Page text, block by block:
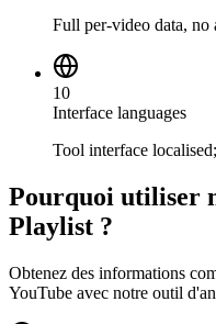
Full per-video data, no
10
Interface languages
Tool interface
Pourquoi utiliser
Playlist ?
Obtenez des informations
YouTube avec notre outil